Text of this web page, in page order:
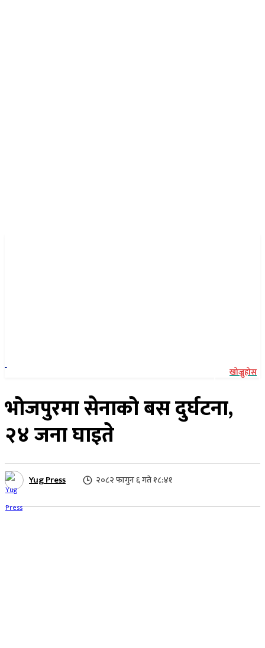
खोज्नुहोस
भोजपुरमा सेनाको बस दुर्घटना,
२४ जना घाइते
Yug Press २०८२ फागुन ६ गते १८:४१